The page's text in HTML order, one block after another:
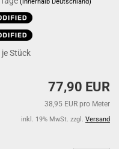
je Stück
77,90 EUR
38,95 EUR pro Meter
inkl. 19% MwSt. zzgl. Versand